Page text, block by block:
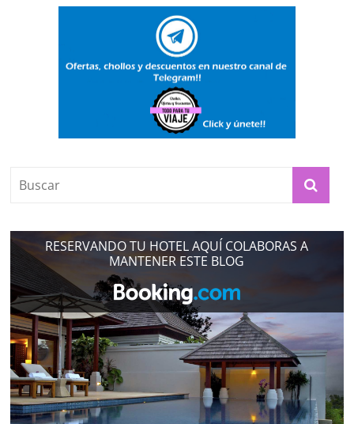
RESERVANDO TU HOTEL AQUÍ COLABORAS A
MANTENER ESTE BLOG